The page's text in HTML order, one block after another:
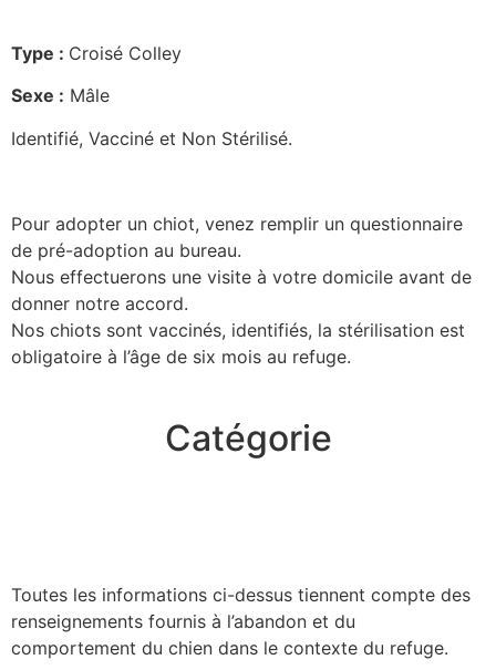
Type : Croisé Colley
Sexe : Mâle
Identifié, Vacciné et Non Stérilisé.
Pour adopter un chiot, venez remplir un questionnaire
de pré-adoption au bureau.
Nous effectuerons une visite à votre domicile avant de
donner notre accord.
Nos chiots sont vaccinés, identifiés, la stérilisation est
obligatoire à l’âge de six mois au refuge.
Catégorie
Toutes les informations ci-dessus tiennent compte des
renseignements fournis à l’abandon et du
comportement du chien dans le contexte du refuge.